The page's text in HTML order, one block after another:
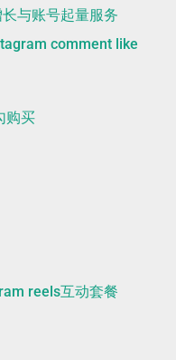
与账号起量服务
comment like
购买
reels互动套餐